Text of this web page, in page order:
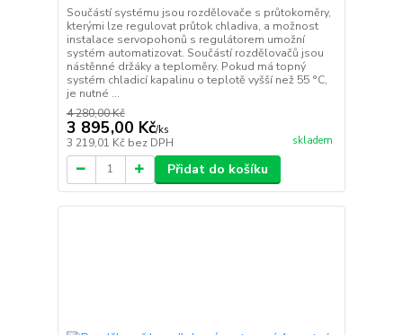
Součástí systému jsou rozdělovače s průtokoměry,
kterými lze regulovat průtok chladiva, a možnost
instalace servopohonů s regulátorem umožní
systém automatizovat. Součástí rozdělovačů jsou
nástěnné držáky a teploměry. Pokud má topný
systém chladicí kapalinu o teplotě vyšší než 55 °C,
je nutné ...
4 280,00 Kč
3 895,00 Kč/ks
3 219,01 Kč bez DPH skladem
Přidat do košíku